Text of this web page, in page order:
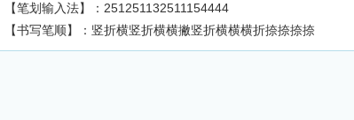
【笔划输入法】：251251132511154444
【书写笔顺】：竖折横竖折横横撇竖折横横横折捺捺捺捺